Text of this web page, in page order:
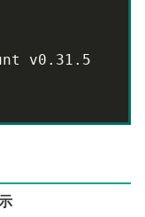
v0.31.5